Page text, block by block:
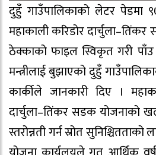
दुहुँ गाउँपालिकाको लेटर पेडमा
महाकाली करिडोर
ठेक्काको फाइल स्विकृत गरी
मन्त्रीलाई बुझाएको दुहुँ
कार्कीले जानकारी दिए ।
दार्चुला–तिंकर सडक योजनाको
स्तरोन्नती गर्न स्रोत